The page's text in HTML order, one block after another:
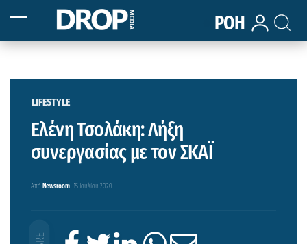
ΡΟΗ
LIFESTYLE
Ελένη Τσολάκη: Λήξη
συνεργασίας με τον ΣΚΑΪ
Από Newsroom 15 Ιουλίου 2020